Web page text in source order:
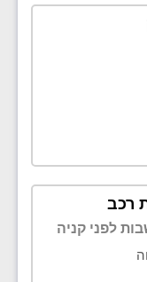
רכב
לפני קניה